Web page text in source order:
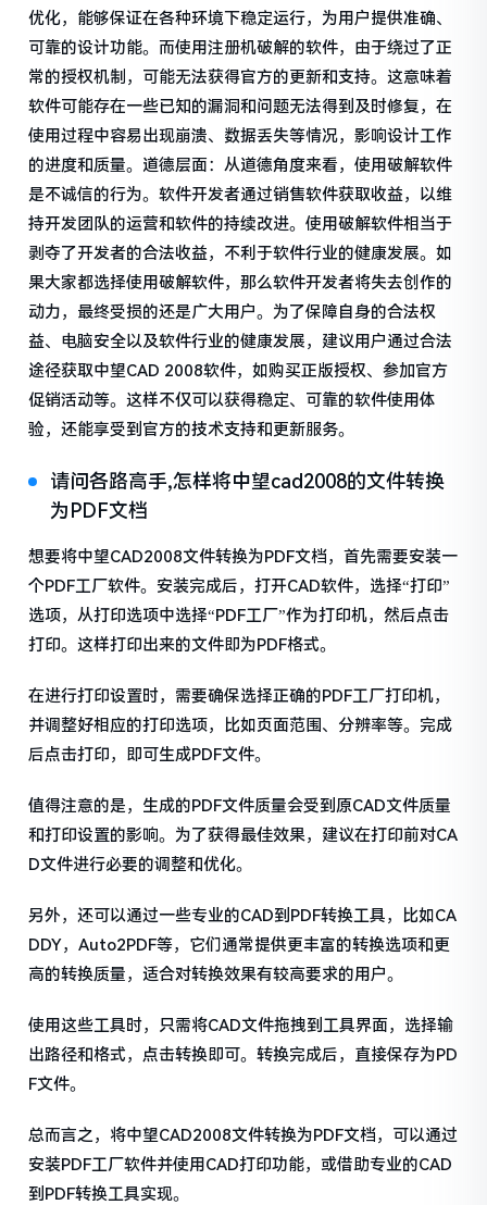
优化，能够保证在各种环境下稳定运行，为用户提供准确、
可靠的设计功能。而使用注册机破解的软件，由于绕过了正
常的授权机制，可能无法获得官方的更新和支持。这意味着
软件可能存在一些已知的漏洞和问题无法得到及时修复，在
使用过程中容易出现崩溃、数据丢失等情况，影响设计工作
的进度和质量。道德层面：从道德角度来看，使用破解软件
是不诚信的行为。软件开发者通过销售软件获取收益，以维
持开发团队的运营和软件的持续改进。使用破解软件相当于
剥夺了开发者的合法收益，不利于软件行业的健康发展。如
果大家都选择使用破解软件，那么软件开发者将失去创作的
动力，最终受损的还是广大用户。为了保障自身的合法权
益、电脑安全以及软件行业的健康发展，建议用户通过合法
途径获取中望CAD 2008软件，如购买正版授权、参加官方
促销活动等。这样不仅可以获得稳定、可靠的软件使用体
验，还能享受到官方的技术支持和更新服务。
请问各路高手,怎样将中望cad2008的文件转换
为PDF文档
想要将中望CAD2008文件转换为PDF文档，首先需要安装一
个PDF工厂软件。安装完成后，打开CAD软件，选择“打印”
选项，从打印选项中选择“PDF工厂”作为打印机，然后点击
打印。这样打印出来的文件即为PDF格式。
在进行打印设置时，需要确保选择正确的PDF工厂打印机，
并调整好相应的打印选项，比如页面范围、分辨率等。完成
后点击打印，即可生成PDF文件。
值得注意的是，生成的PDF文件质量会受到原CAD文件质量
和打印设置的影响。为了获得最佳效果，建议在打印前对CA
D文件进行必要的调整和优化。
另外，还可以通过一些专业的CAD到PDF转换工具，比如CA
DDY，Auto2PDF等，它们通常提供更丰富的转换选项和更
高的转换质量，适合对转换效果有较高要求的用户。
使用这些工具时，只需将CAD文件拖拽到工具界面，选择输
出路径和格式，点击转换即可。转换完成后，直接保存为PD
F文件。
总而言之，将中望CAD2008文件转换为PDF文档，可以通过
安装PDF工厂软件并使用CAD打印功能，或借助专业的CAD
到PDF转换工具实现。